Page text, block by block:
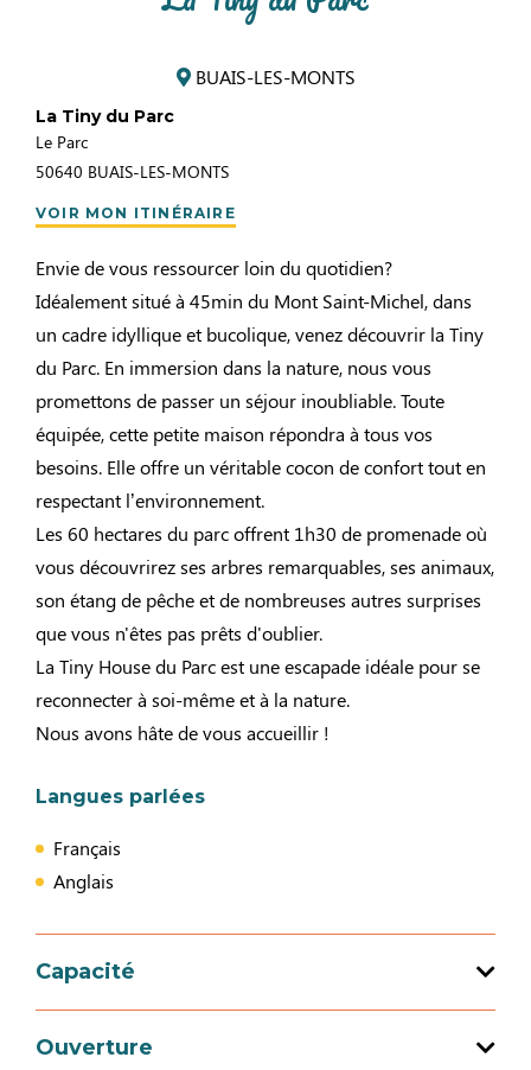
BUAIS-LES-MONTS
La Tiny du Parc
Le Parc
50640 BUAIS-LES-MONTS
VOIR MON ITINÉRAIRE
Envie de vous ressourcer loin du quotidien?
Idéalement situé à 45min du Mont Saint-Michel, dans
un cadre idyllique et bucolique, venez découvrir la Tiny
du Parc. En immersion dans la nature, nous vous
promettons de passer un séjour inoubliable. Toute
équipée, cette petite maison répondra à tous vos
besoins. Elle offre un véritable cocon de confort tout en
respectant l’environnement.
Les 60 hectares du parc offrent 1h30 de promenade où
vous découvrirez ses arbres remarquables, ses animaux,
son étang de pêche et de nombreuses autres surprises
que vous n'êtes pas prêts d'oublier.
La Tiny House du Parc est une escapade idéale pour se
reconnecter à soi-même et à la nature.
Nous avons hâte de vous accueillir !
Langues parlées
Français
Anglais
Capacité
Capacité d'accueil totale : 2 personne(s)
Ouverture